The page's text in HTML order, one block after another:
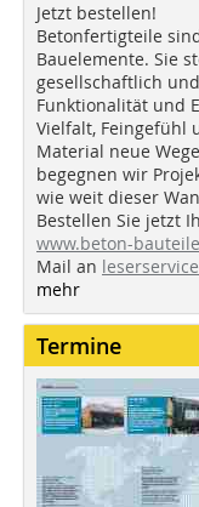
Jetzt bestellen!
Betonfertigteile
Bauelemente. Sie
gesellschaftlich
Funktionalität und
Vielfalt, Feingefühl
Material neue
begegnen wir
wie weit dieser
Bestellen Sie jetzt
www.beton-
Mail an
mehr
Termine